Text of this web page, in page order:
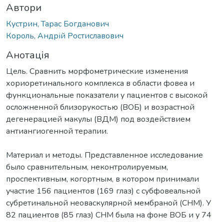
Автори
Кустрин, Тарас Богданович
Король, Андрій Ростиславович
Анотація
Цель. Сравнить морфометрические изменения
хориоретинального комплекса в области фовеа и
функциональные показатели у пациентов с высокой
осложненной близорукостью (ВОБ) и возрастной
дегенерацией макулы (ВДМ) под воздействием
антиангиогенной терапии.
Материал и методы. Представленное исследование
было сравнительным, неконтролируемым,
проспективным, когортным, в котором принимали
участие 156 пациентов (169 глаз) с субфовеальной
субретинальной неоваскулярной мембраной (СНМ). У
82 пациентов (85 глаз) СНМ была на фоне ВОБ и у 74